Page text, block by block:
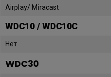
Airplay/ Miracast
WDC10 / WDC10C
Нет
WDC30